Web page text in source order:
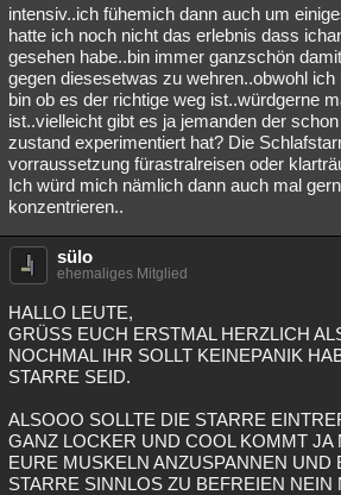
intensiv..ich fühemich dann auch um
hatte ich noch nicht das erlebnis dass
gesehen habe..bin immer ganzschön
gegen diesesetwas zu wehren..obwohl
bin ob es der richtige weg ist..würdgerne
ist..vielleicht gibt es ja jemanden der
zustand experimentiert hat? Die
vorraussetzung fürastralreisen oder
Ich würd mich nämlich dann auch mal
konzentrieren..
sülo
ehemaliges Mitglied
HALLO LEUTE,
GRÜSS EUCH ERSTMAL HERZLICH
NOCHMAL IHR SOLLT KEINEPANIK
STARRE SEID.
ALSOOO SOLLTE DIE STARRE
GANZ LOCKER UND COOL KOMMT JA
EURE MUSKELN ANZUSPANNEN UND
STARRE SINNLOS ZU BEFREIEN NEIN